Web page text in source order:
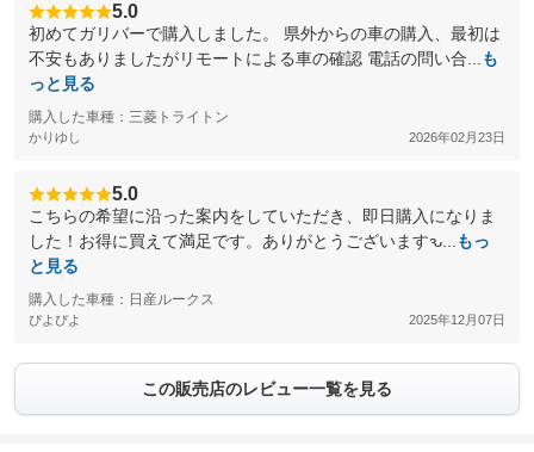
5.0
初めてガリバーで購入しました。 県外からの車の購入、最初は
不安もありましたがリモートによる車の確認 電話の問い合...
も
っと見る
購入した車種：三菱トライトン
かりゆし 2026年02月23日
5.0
こちらの希望に沿った案内をしていただき、即日購入になりま
した！お得に買えて満足です。ありがとうございますԅ...
もっ
と見る
購入した車種：日産ルークス
ぴよぴよ 2025年12月07日
この販売店のレビュー一覧を見る